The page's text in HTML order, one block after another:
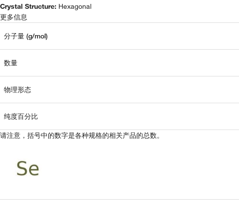
Crystal Structure: Hexagonal
更多信息
分子量 (g/mol)
数量
物理形态
纯度百分比
请注意，括号中的数字是各种规格的相关产品的总数。